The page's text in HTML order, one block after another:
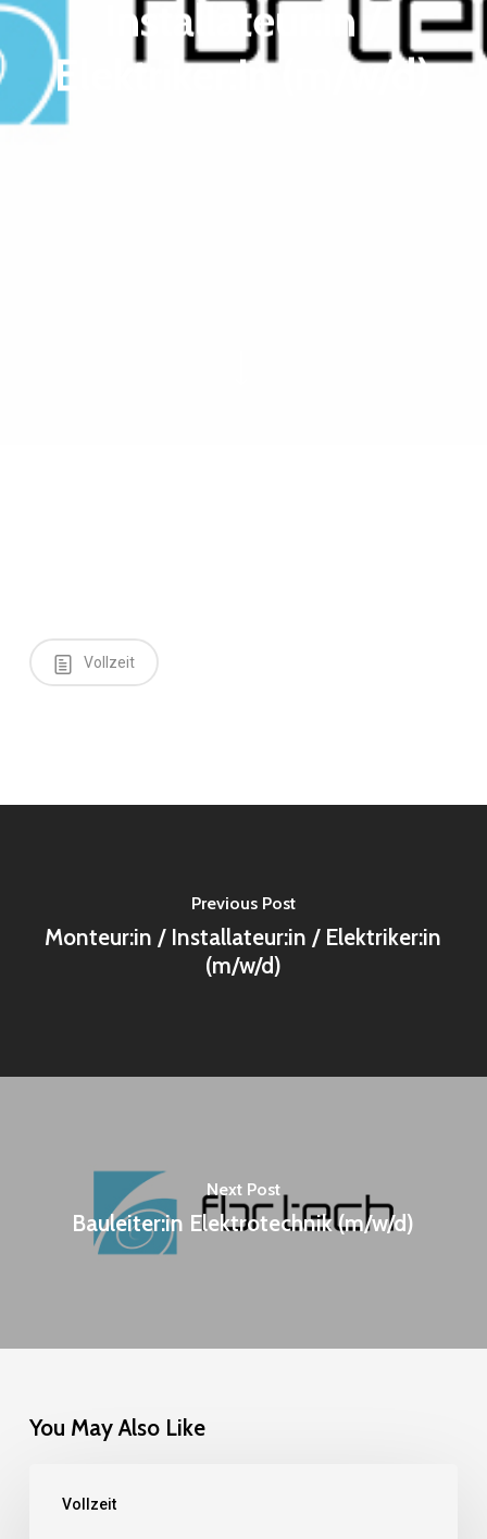
Installateur:in /
Elektriker:in (m/w/d)
Vollzeit
Previous Post
Monteur:in / Installateur:in / Elektriker:in
(m/w/d)
Next Post
Bauleiter:in Elektrotechnik (m/w/d)
You May Also Like
Vollzeit
(m/w/d)